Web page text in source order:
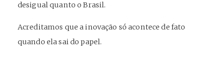
desigual quanto o Brasil.
Acreditamos que a inovação só acontece de fato
quando ela sai do papel.